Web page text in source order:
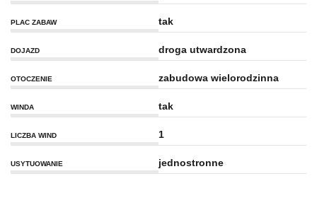
PLAC ZABAW tak
DOJAZD droga utwardzona
OTOCZENIE zabudowa wielorodzinna
WINDA tak
LICZBA WIND 1
USYTUOWANIE jednostronne